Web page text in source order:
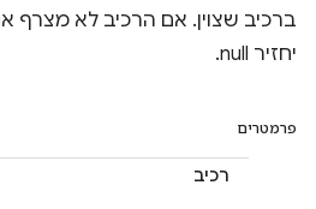
ברכיב שצוין. אם הרכיב לא מצרף
יחזיר null.
פרמטרים
רכיב